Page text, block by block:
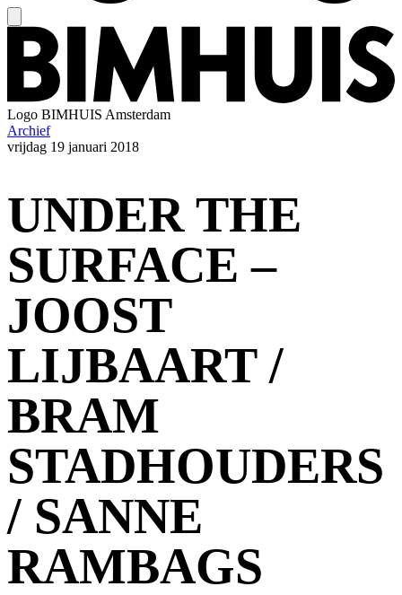
Logo BIMHUIS Amsterdam
Archief
vrijdag 19 januari 2018
UNDER THE
SURFACE –
JOOST
LIJBAART /
BRAM
STADHOUDERS
/ SANNE
RAMBAGS